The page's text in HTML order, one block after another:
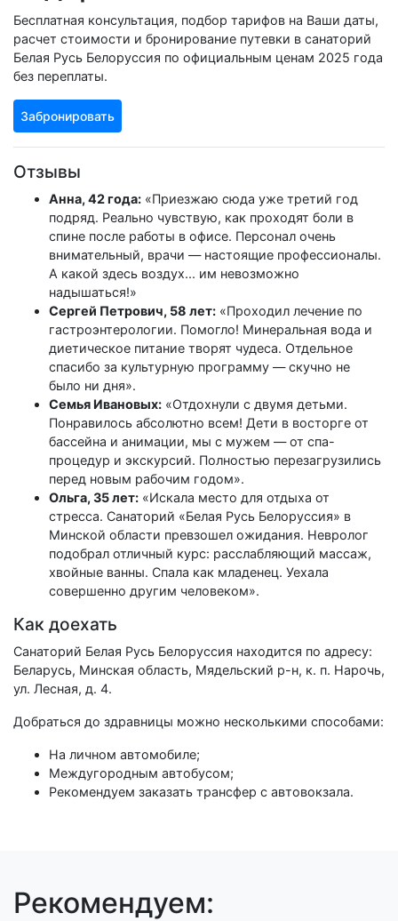
Бесплатная консультация, подбор тарифов на Ваши даты,
расчет стоимости и бронирование путевки в санаторий
Белая Русь Белоруссия по официальным ценам 2025 года
без переплаты.
Забронировать
Отзывы
Анна, 42 года: «Приезжаю сюда уже третий год
подряд. Реально чувствую, как проходят боли в
спине после работы в офисе. Персонал очень
внимательный, врачи — настоящие профессионалы.
А какой здесь воздух... им невозможно
надышаться!»
Сергей Петрович, 58 лет: «Проходил лечение по
гастроэнтерологии. Помогло! Минеральная вода и
диетическое питание творят чудеса. Отдельное
спасибо за культурную программу — скучно не
было ни дня».
Семья Ивановых: «Отдохнули с двумя детьми.
Понравилось абсолютно всем! Дети в восторге от
бассейна и анимации, мы с мужем — от спа-
процедур и экскурсий. Полностью перезагрузились
перед новым рабочим годом».
Ольга, 35 лет: «Искала место для отдыха от
стресса. Санаторий «Белая Русь Белоруссия» в
Минской области превзошел ожидания. Невролог
подобрал отличный курс: расслабляющий массаж,
хвойные ванны. Спала как младенец. Уехала
совершенно другим человеком».
Как доехать
Санаторий Белая Русь Белоруссия находится по адресу:
Беларусь, Минская область, Мядельский р-н, к. п. Нарочь,
ул. Лесная, д. 4.
Добраться до здравницы можно несколькими способами:
На личном автомобиле;
Междугородным автобусом;
Рекомендуем заказать трансфер с автовокзала.
Рекомендуем: